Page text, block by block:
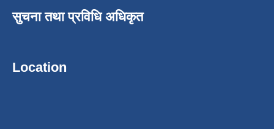
सुचना तथा प्रविधि अधिकृत
Location